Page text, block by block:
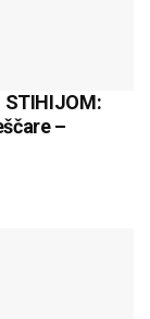
STIHIJOM:
–